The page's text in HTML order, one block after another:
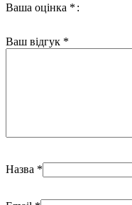
Ваша оцінка *
Ваш відгук *
Назва *